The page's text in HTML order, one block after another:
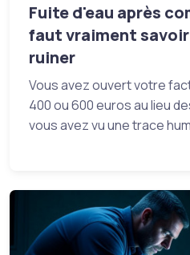
Fuite d'eau après
faut vraiment savoir
ruiner
Vous avez ouvert votre
400 ou 600 euros au lieu
vous avez vu une trace